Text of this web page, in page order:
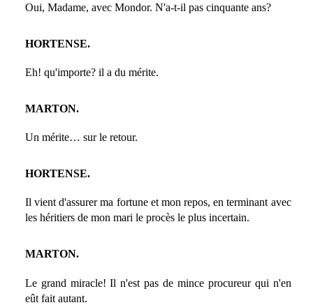
Oui, Madame, avec Mondor. N'a-t-il pas cinquante ans?
HORTENSE.
Eh! qu'importe? il a du mérite.
MARTON.
Un mérite… sur le retour.
HORTENSE.
Il vient d'assurer ma fortune et mon repos, en terminant avec
les héritiers de mon mari le procès le plus incertain.
MARTON.
Le grand miracle! Il n'est pas de mince procureur qui n'en
eût fait autant.